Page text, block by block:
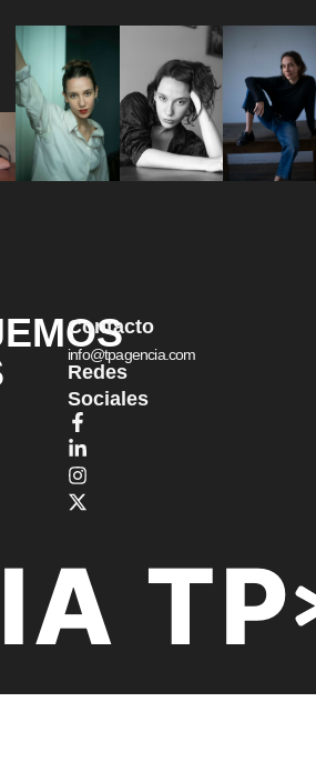
Redes
Sociales
Contacto
info@tpagencia.com
TP